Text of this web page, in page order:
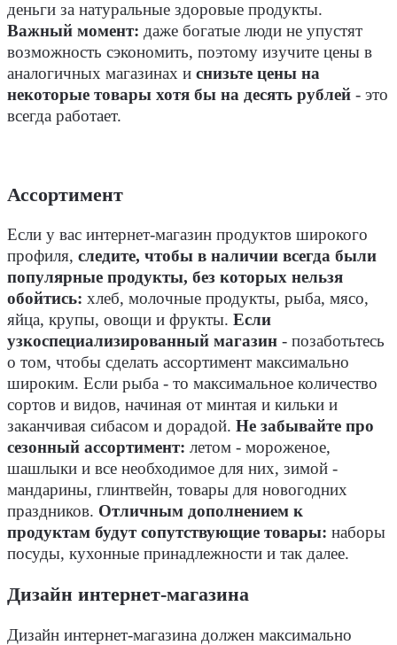
деньги за натуральные здоровые продукты.
Важный момент: даже богатые люди не упустят
возможность сэкономить, поэтому изучите цены в
аналогичных магазинах и снизьте цены на
некоторые товары хотя бы на десять рублей - это
всегда работает.
Ассортимент
Если у вас интернет-магазин продуктов широкого
профиля, следите, чтобы в наличии всегда были
популярные продукты, без которых нельзя
обойтись: хлеб, молочные продукты, рыба, мясо,
яйца, крупы, овощи и фрукты. Если
узкоспециализированный магазин - позаботьтесь
о том, чтобы сделать ассортимент максимально
широким. Если рыба - то максимальное количество
сортов и видов, начиная от минтая и кильки и
заканчивая сибасом и дорадой. Не забывайте про
сезонный ассортимент: летом - мороженое,
шашлыки и все необходимое для них, зимой -
мандарины, глинтвейн, товары для новогодних
праздников. Отличным дополнением к
продуктам будут сопутствующие товары: наборы
посуды, кухонные принадлежности и так далее.
Дизайн интернет-магазина
Дизайн интернет-магазина должен максимально